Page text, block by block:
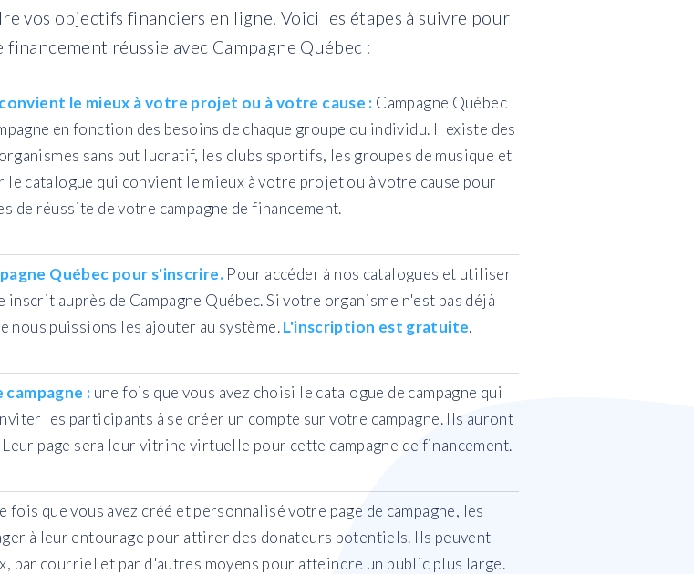
vos objectifs financiers en ligne. Voici les étapes à suivre pour
réussie avec Campagne Québec :
le mieux à votre projet ou à votre cause : Campagne Québec
en fonction des besoins de chaque groupe ou individu. Il existe des
sans but lucratif, les clubs sportifs, les groupes de musique et
catalogue qui convient le mieux à votre projet ou à votre cause pour
de réussite de votre campagne de financement.
Québec pour s'inscrire.Pour accéder à nos catalogues et utiliser
auprès de Campagne Québec. Si votre organisme n'est pas déjà
puissions les ajouter au système.L'inscription est gratuite.
: une fois que vous avez choisi le catalogue de campagne qui
les participants à se créer un compte sur votre campagne. Ils auront
page sera leur vitrine virtuelle pour cette campagne de financement.
fois que vous avez créé et personnalisé votre page de campagne, les
à leur entourage pour attirer des donateurs potentiels. Ils peuvent
par courriel et par d'autres moyens pour atteindre un public plus large.